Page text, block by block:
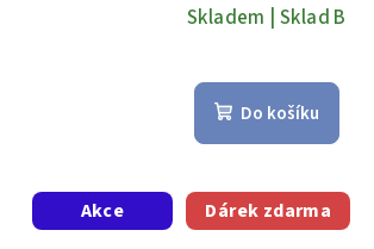
Skladem | Sklad B
hodnocení
produktu
je
z
5
Do košíku
Akce Dárek zdarma